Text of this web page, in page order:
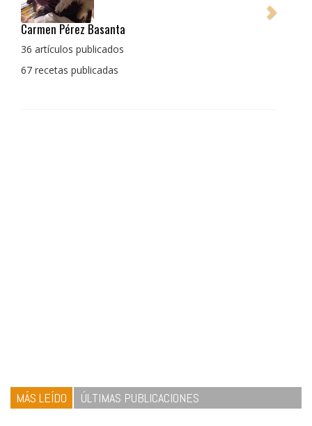
Pedro Manuel Collado Cruz
La cocina para mi es producto bien tratado sin
con un toque diferente